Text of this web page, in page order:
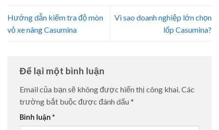
Hướng dẫn kiểm tra độ mòn
vỏ xe nâng Casumina
Vì sao doanh nghiệp lớn chọn
lốp Casumina?
Để lại một bình luận
Email của bạn sẽ không được hiển thị công khai. Các
trường bắt buộc được đánh dấu *
Bình luận *